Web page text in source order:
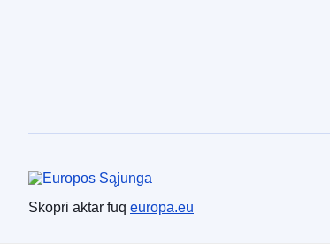
Unjoni Ewropea
Skopri aktar fuq europa.eu